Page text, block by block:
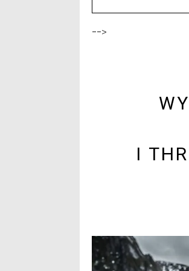
-->
I